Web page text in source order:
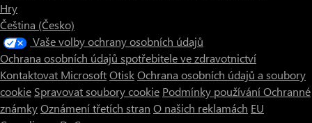
Hry
Čeština (Česko)
Vaše volby ochrany osobních údajů
Ochrana osobních údajů spotřebitele ve zdravotnictví
Kontaktovat MicrosoftOtiskOchrana osobních údajů a soubory
cookie Spravovat soubory cookie Podmínky používáníOchranné
známkyOznámení třetích stran O našich reklamách EU